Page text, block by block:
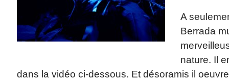
A
Berrada
nature. Il
dans la vidéo ci-dessous. Et désoramis il